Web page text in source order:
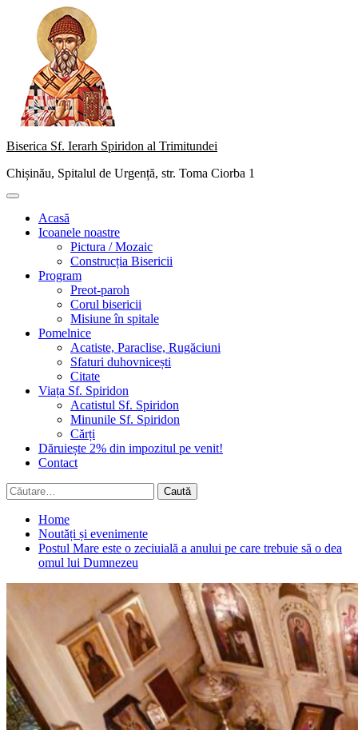
content
Biserica Sf. Ierarh Spiridon al Trimitundei
Chișinău, Spitalul de Urgență, str. Toma Ciorba 1
Primary
Acasă
Icoanele noastre
Pictura / Mozaic
Construcția Bisericii
Program
Preot-paroh
Corul bisericii
Misiune în spitale
Pomelnice
Acatiste, Paraclise, Rugăciuni
Sfaturi duhovnicești
Citate
Viața Sf. Spiridon
Acatistul Sf. Spiridon
Minunile Sf. Spiridon
Cărți
Dăruiește 2% din impozitul pe venit!
Contact
Caută
după:
Home
Noutăți și evenimente
Postul Mare este o zeciuială a anului pe care trebuie să o dea
omul lui Dumnezeu